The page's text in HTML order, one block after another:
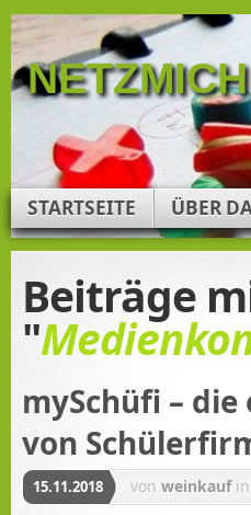
NETZMICH
STARTSEITE ÜBER
Beiträge
"
mySchüfi –
von
15.11.2018 von weinkauf in